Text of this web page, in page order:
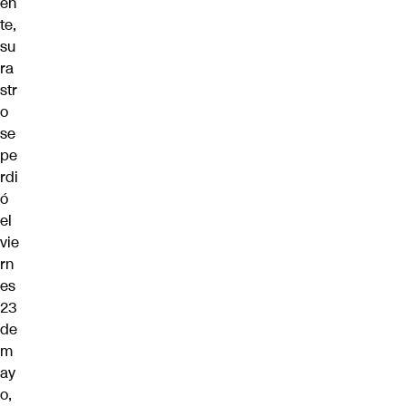
te,
su
ra
str
o
se
pe
rdi
ó
el
vie
rn
es
23
de
m
ay
o,